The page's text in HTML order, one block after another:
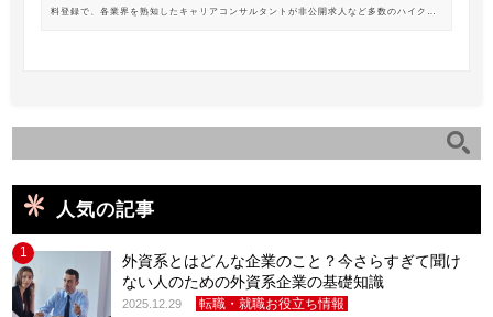
料登録で、各業界を熟知したキャリアコンサルタントが非公開求人など多数のハイクラ
人気の記事
1
外資系とはどんな企業のこと？今さらすぎて聞け
ない人のための外資系企業の基礎知識
2025.12.29 転職・就職お役立ち情報